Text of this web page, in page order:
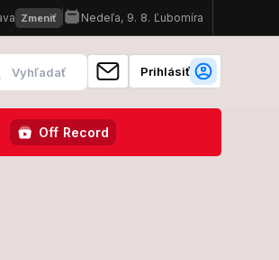
na Belgorod! Hlásia obete a desiatky
Prihlásiť
Off Record